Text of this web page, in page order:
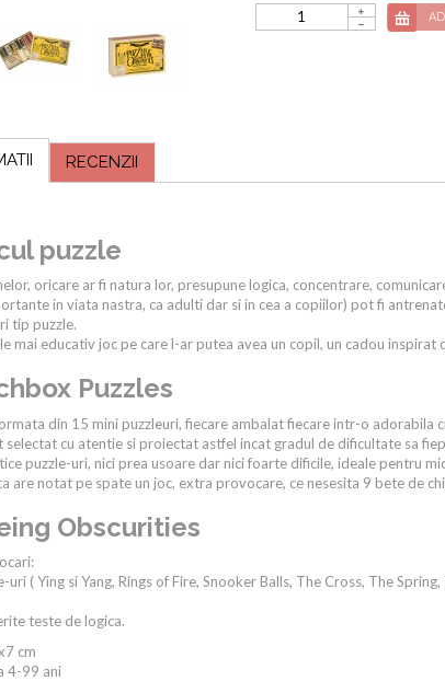
RECENZII
puzzle
oricare ar fi natura lor, presupune logica, concentrare,
in viata nastra, ca adulti dar si in cea a copiilor) pot fi
tip puzzle.
mai educativ joc pe care l-ar putea avea un copil, un cadou
Puzzles
din 15 mini puzzleuri, fiecare ambalat fiecare intr-o adorabila
selectat cu atentie si proiectat astfel incat gradul de dificultate sa
puzzle-uri, nici prea usoare dar nici foarte dificile, ideale pentru
are notat pe spate un joc, extra provocare, ce nesesita 9 bete de
Obscurities
( Ying si Yang, Rings of Fire, Snooker Balls, The Cross, The
teste de logica.
cm
4-99 ani